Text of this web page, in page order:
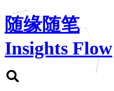
随缘随笔
Insights Flow